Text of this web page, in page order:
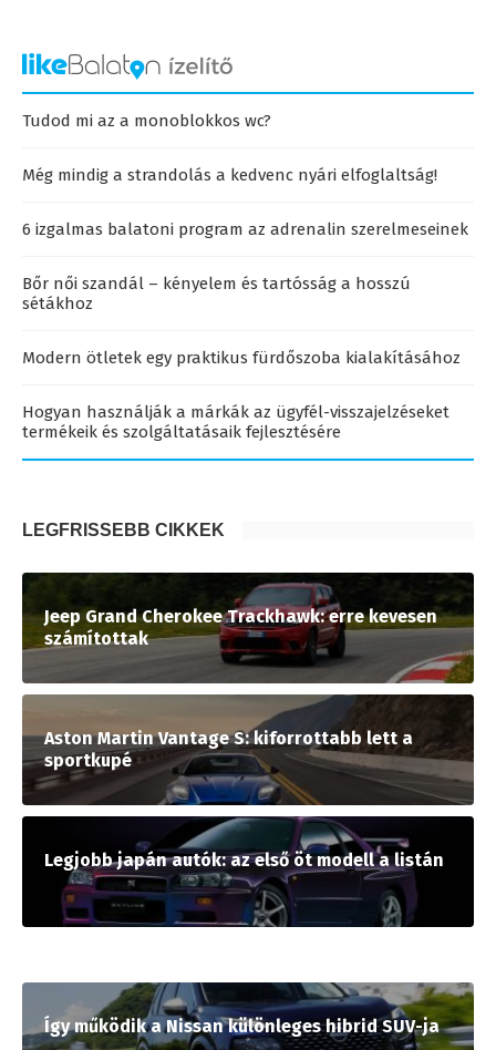
Tudod mi az a monoblokkos wc?
Még mindig a strandolás a kedvenc nyári elfoglaltság!
6 izgalmas balatoni program az adrenalin szerelmeseinek
Bőr női szandál – kényelem és tartósság a hosszú
sétákhoz
Modern ötletek egy praktikus fürdőszoba kialakításához
Hogyan használják a márkák az ügyfél-visszajelzéseket
termékeik és szolgáltatásaik fejlesztésére
LEGFRISSEBB CIKKEK
Jeep Grand Cherokee Trackhawk: erre kevesen
számítottak
Aston Martin Vantage S: kiforrottabb lett a
sportkupé
Legjobb japán autók: az első öt modell a listán
Így működik a Nissan különleges hibrid SUV-ja